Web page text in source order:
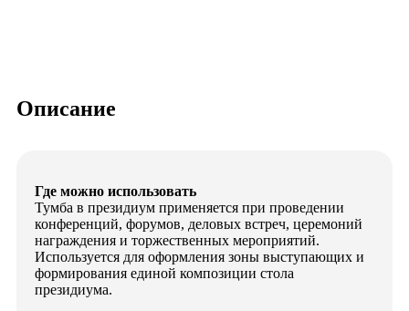
Описание
Где можно использовать
Тумба в президиум применяется при проведении
конференций, форумов, деловых встреч, церемоний
награждения и торжественных мероприятий.
Используется для оформления зоны выступающих и
формирования единой композиции стола
президиума.